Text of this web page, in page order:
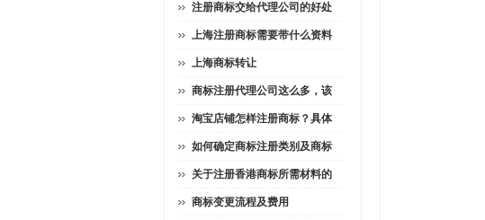
注册商标交给代理公司的好处
上海注册商标需要带什么资料
上海商标转让
商标注册代理公司这么多，该
淘宝店铺怎样注册商标？具体
如何确定商标注册类别及商标
关于注册香港商标所需材料的
商标变更流程及费用